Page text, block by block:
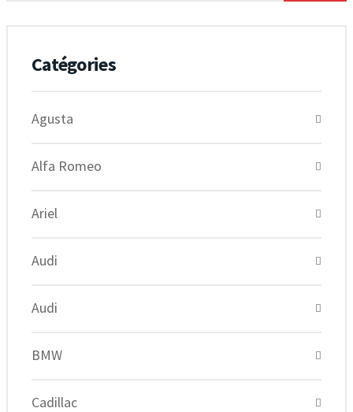
Catégories
Agusta
Alfa Romeo
Ariel
Audi
Audi
BMW
Cadillac